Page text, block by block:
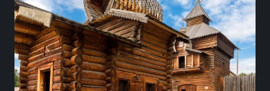
ПРИБАЙКАЛЬЯ
Мы отвезем вас в архитектурно-
этнографический музей Тальцы —
сибирскую деревню, где время
поворачивает вспять и оживает история. Вы